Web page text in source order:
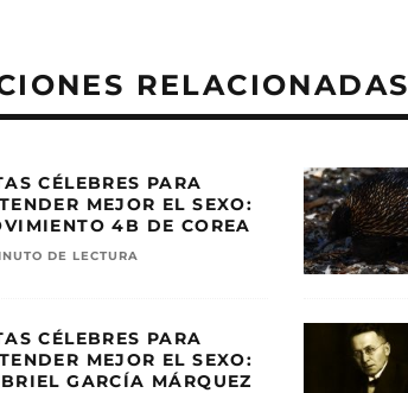
RELACIONADAS
CÉLEBRES PARA
MEJOR EL SEXO:
4B DE COREA
DE LECTURA
CÉLEBRES PARA
MEJOR EL SEXO:
GARCÍA MÁRQUEZ